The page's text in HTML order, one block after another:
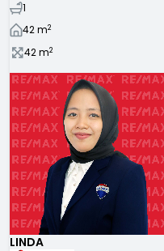
1
42m2
42m2
LINDA